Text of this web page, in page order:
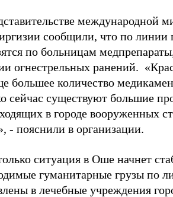
международной
сообщили, что по линии
по больницам
огнестрельных ранений.
большее количество
сейчас существуют большие
в городе вооруженных
- пояснили в организации.
ситуация в Оше начнет
гуманитарные грузы по
в лечебные учреждения